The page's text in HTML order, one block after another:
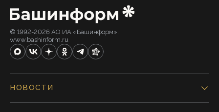
© 1992-2026 АО ИА «Башинформ».
www.bashinform.ru
НОВОСТИ